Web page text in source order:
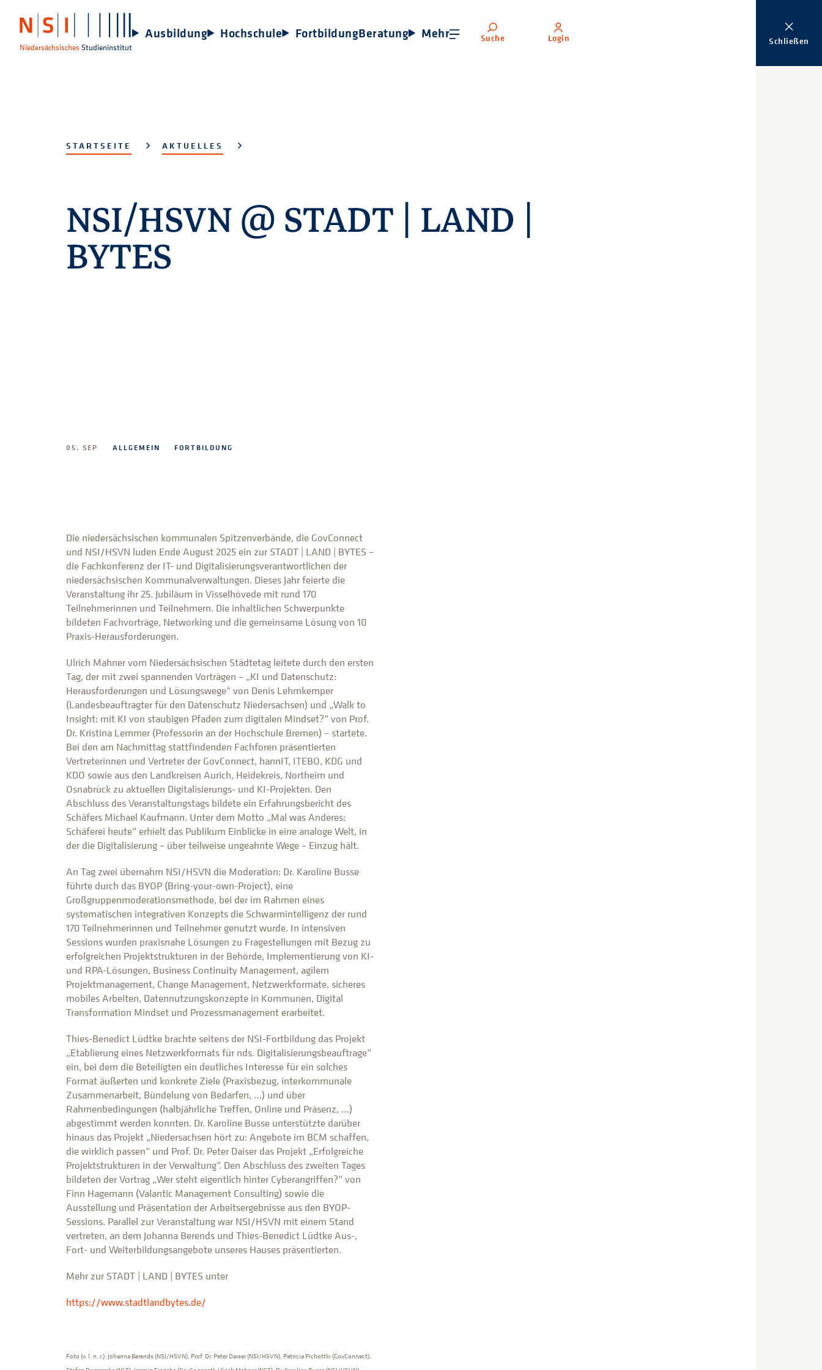
Niedersächsisches Studieninstitut
Ausbildung Hochschule FortbildungBeratung Mehr Suche Login Schließen
STARTSEITE AKTUELLES
NSI/HSVN @ STADT | LAND |
BYTES
05. SEP ALLGEMEIN FORTBILDUNG
Die niedersächsischen kommunalen Spitzenverbände, die GovConnect
und NSI/HSVN luden Ende August 2025 ein zur STADT | LAND | BYTES –
die Fachkonferenz der IT- und Digitalisierungsverantwortlichen der
niedersächsischen Kommunalverwaltungen. Dieses Jahr feierte die
Veranstaltung ihr 25. Jubiläum in Visselhövede mit rund 170
Teilnehmerinnen und Teilnehmern. Die inhaltlichen Schwerpunkte
bildeten Fachvorträge, Networking und die gemeinsame Lösung von 10
Praxis-Herausforderungen.
Ulrich Mahner vom Niedersächsischen Städtetag leitete durch den ersten
Tag, der mit zwei spannenden Vorträgen – „KI und Datenschutz:
Herausforderungen und Lösungswege“ von Denis Lehmkemper
(Landesbeauftragter für den Datenschutz Niedersachsen) und „Walk to
Insight: mit KI von staubigen Pfaden zum digitalen Mindset?“ von Prof.
Dr. Kristina Lemmer (Professorin an der Hochschule Bremen) – startete.
Bei den am Nachmittag stattfindenden Fachforen präsentierten
Vertreterinnen und Vertreter der GovConnect, hannIT, ITEBO, KDG und
KDO sowie aus den Landkreisen Aurich, Heidekreis, Northeim und
Osnabrück zu aktuellen Digitalisierungs- und KI-Projekten. Den
Abschluss des Veranstaltungstags bildete ein Erfahrungsbericht des
Schäfers Michael Kaufmann. Unter dem Motto „Mal was Anderes:
Schäferei heute“ erhielt das Publikum Einblicke in eine analoge Welt, in
der die Digitalisierung – über teilweise ungeahnte Wege – Einzug hält.
An Tag zwei übernahm NSI/HSVN die Moderation: Dr. Karoline Busse
führte durch das BYOP (Bring-your-own-Project), eine
Großgruppenmoderationsmethode, bei der im Rahmen eines
systematischen integrativen Konzepts die Schwarmintelligenz der rund
170 Teilnehmerinnen und Teilnehmer genutzt wurde. In intensiven
Sessions wurden praxisnahe Lösungen zu Fragestellungen mit Bezug zu
erfolgreichen Projektstrukturen in der Behörde, Implementierung von KI-
und RPA-Lösungen, Business Continuity Management, agilem
Projektmanagement, Change Management, Netzwerkformate, sicheres
mobiles Arbeiten, Datennutzungskonzepte in Kommunen, Digital
Transformation Mindset und Prozessmanagement erarbeitet.
Thies-Benedict Lüdtke brachte seitens der NSI-Fortbildung das Projekt
„Etablierung eines Netzwerkformats für nds. Digitalisierungsbeauftrage“
ein, bei dem die Beteiligten ein deutliches Interesse für ein solches
Format äußerten und konkrete Ziele (Praxisbezug, interkommunale
Zusammenarbeit, Bündelung von Bedarfen, …) und über
Rahmenbedingungen (halbjährliche Treffen, Online und Präsenz, …)
abgestimmt werden konnten. Dr. Karoline Busse unterstützte darüber
hinaus das Projekt „Niedersachsen hört zu: Angebote im BCM schaffen,
die wirklich passen“ und Prof. Dr. Peter Daiser das Projekt „Erfolgreiche
Projektstrukturen in der Verwaltung“. Den Abschluss des zweiten Tages
bildeten der Vortrag „Wer steht eigentlich hinter Cyberangriffen?“ von
Finn Hagemann (Valantic Management Consulting) sowie die
Ausstellung und Präsentation der Arbeitsergebnisse aus den BYOP-
Sessions. Parallel zur Veranstaltung war NSI/HSVN mit einem Stand
vertreten, an dem Johanna Berends und Thies-Benedict Lüdtke Aus-,
Fort- und Weiter­bildungs­angebote unseres Hauses präsentierten.
Mehr zur STADT | LAND | BYTES unter
https://www.stadtlandbytes.de/
Foto (v. l. n. r.): Johanna Berends (NSI/HSVN), Prof. Dr. Peter Daiser (NSI/HSVN), Patricia Pichottki (GovConnect),